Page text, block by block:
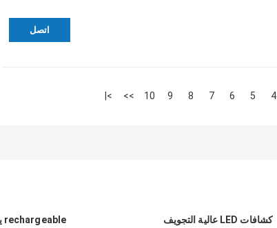
اتصل
4
5
6
7
8
9
10
>>
>|
rechargeable يقود عمل ضوء كشافات LED عالية التجويف